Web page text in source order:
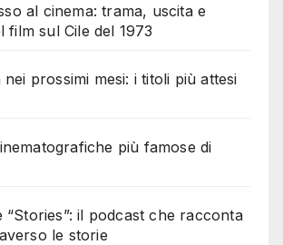
al cinema: trama, uscita e
film sul Cile del 1973
nei prossimi mesi: i titoli più attesi
più famose di
“Stories”: il podcast che racconta
le storie